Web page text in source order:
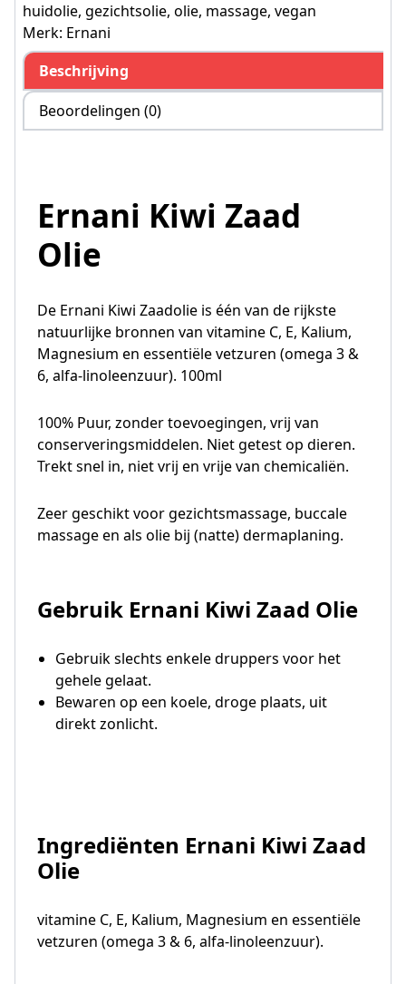
huidolie, gezichtsolie, olie, massage, vegan
Merk: Ernani
Beschrijving
Beoordelingen (0)
Ernani Kiwi Zaad
Olie
De Ernani Kiwi Zaadolie is één van de rijkste
natuurlijke bronnen van vitamine C, E, Kalium,
Magnesium en essentiële vetzuren (omega 3 &
6, alfa-linoleenzuur). 100ml
100% Puur, zonder toevoegingen, vrij van
conserveringsmiddelen. Niet getest op dieren.
Trekt snel in, niet vrij en vrije van chemicaliën.
Zeer geschikt voor gezichtsmassage, buccale
massage en als olie bij (natte) dermaplaning.
Gebruik Ernani Kiwi Zaad Olie
Gebruik slechts enkele druppers voor het
gehele gelaat.
Bewaren op een koele, droge plaats, uit
direkt zonlicht.
Ingrediënten Ernani Kiwi Zaad
Olie
vitamine C, E, Kalium, Magnesium en essentiële
vetzuren (omega 3 & 6, alfa-linoleenzuur).